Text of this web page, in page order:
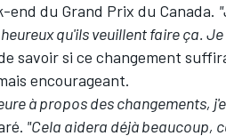
end du Grand Prix du Canada.
qu'ils veuillent faire ça.
savoir si ce changement
encourageant.
à propos des changements,
"Cela aidera déjà beaucoup,